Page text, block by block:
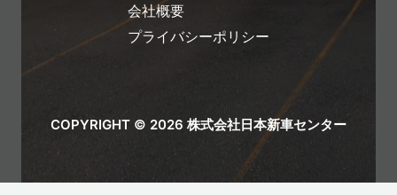
会社概要
プライバシーポリシー
COPYRIGHT © 2026 株式会社日本新車センター